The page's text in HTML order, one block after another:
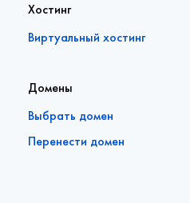
Хостинг
Виртуальный хостинг
Домены
Выбрать домен
Перенести домен